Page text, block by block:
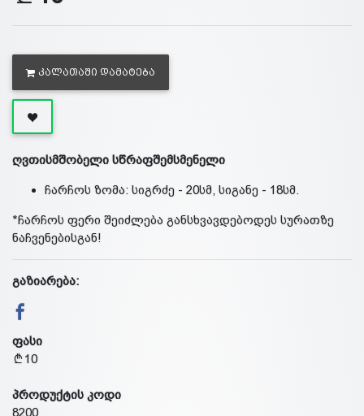
ᲙᲐᲚᲐᲗᲐᲨᲘ ᲓᲐᲛᲐᲢᲔᲑᲐ
ღვთისმშობელი სწრაფშემსმენელი
ჩარჩოს ზომა: სიგრძე - 20სმ, სიგანე - 18სმ.
*ჩარჩოს ფერი შეიძლება განსხვავდებოდეს სურათზე
ნაჩვენებისგან!
გაზიარება:
ფასი
10
პროდუქტის კოდი
8200